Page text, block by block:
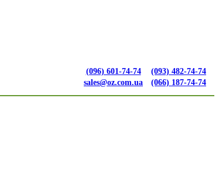
(096) 601-74-74
sales@oz.com.ua
(093) 482-74-74
(066) 187-74-74